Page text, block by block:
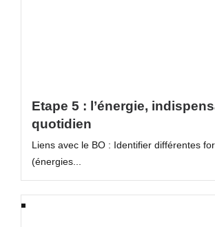
Etape 5 : l’énergie,
quotidien
Liens avec le BO : Identifier différentes
(énergies...